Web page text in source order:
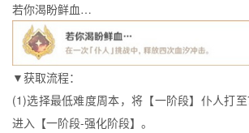
若你渴盼鲜血…
▼获取流程：
(1)选择最低难度周本，将【一阶段】仆人打
进入【一阶段-强化阶段】。